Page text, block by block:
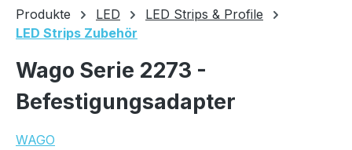
Produkte LED
LED Strips & Profile
LED Strips Zubehör
Wago Serie 2273 -
Befestigungsadapter
WAGO